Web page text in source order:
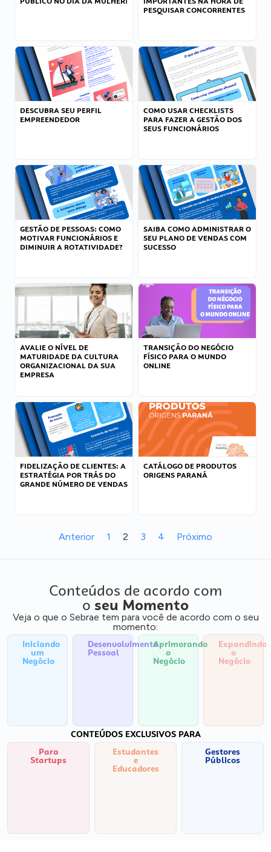
PESQUISAR CONCORRENTES
DESCUBRA SEU PERFIL
EMPREENDEDOR
COMO USAR CHECKLISTS
PARA FAZER A GESTÃO DOS
SEUS FUNCIONÁRIOS
GESTÃO DE PESSOAS: COMO
MOTIVAR FUNCIONÁRIOS E
DIMINUIR A ROTATIVIDADE?
SAIBA COMO ADMINISTRAR O
SEU PLANO DE VENDAS COM
SUCESSO
AVALIE O NÍVEL DE
MATURIDADE DA CULTURA
ORGANIZACIONAL DA SUA
EMPRESA
TRANSIÇÃO DO NEGÓCIO
FÍSICO PARA O MUNDO
ONLINE
FIDELIZAÇÃO DE CLIENTES: A
ESTRATÉGIA POR TRÁS DO
GRANDE NÚMERO DE VENDAS
CATÁLOGO DE PRODUTOS
ORIGENS PARANÁ
Anterior 1 2 3 4 Próximo
Conteúdos de acordo com
o seu Momento
Veja o que o Sebrae tem para você de acordo com o seu
momento:
Iniciando
um
Negócio
Desenvolvimento
Pessoal
Aprimorando
o
Negócio
Expandindo
o
Negócio
CONTEÚDOS EXCLUSIVOS PARA
Para
Startups
Estudantes
e
Educadores
Gestores
Públicos